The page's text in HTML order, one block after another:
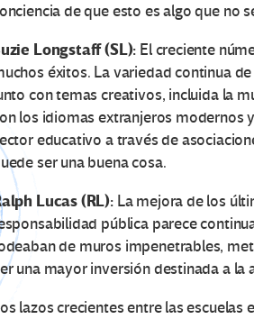
de que esto es algo que no
Longstaff (SL): El creciente
éxitos. La variedad continua
con temas creativos, incluida la
los idiomas extranjeros modernos
educativo a través de
ser una buena cosa.
Lucas (RL): La mejora de los
pública parece
de muros impenetrables,
una mayor inversión destinada a la
lazos crecientes entre las